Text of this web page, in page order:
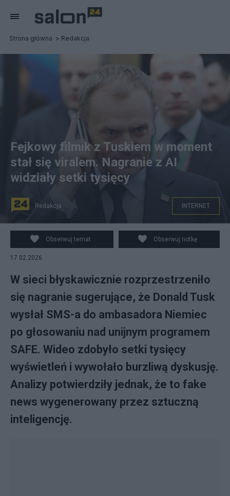
Strona główna Redakcja
Premier RP Donald Tusk. fot. PAP/Radek Pietruszka
Fejkowy filmik z Tuskiem w moment
stał się viralem. Nagranie z AI
widziały setki tysięcy
Redakcja INTERNET
Obserwuj temat Obserwuj notkę
17.02.2026
W sieci błyskawicznie rozprzestrzeniło
się nagranie sugerujące, że Donald Tusk
wysłał SMS-a do ambasadora Niemiec
po głosowaniu nad unijnym programem
SAFE. Wideo zdobyło setki tysięcy
wyświetleń i wywołało burzliwą dyskusję.
Analizy potwierdziły jednak, że to fake
news wygenerowany przez sztuczną
inteligencję.